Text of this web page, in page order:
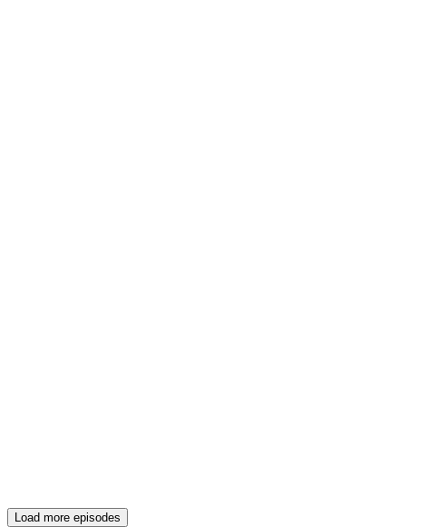
Load more episodes